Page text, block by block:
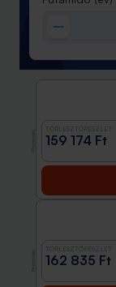
159 174 Ft
162 835 Ft